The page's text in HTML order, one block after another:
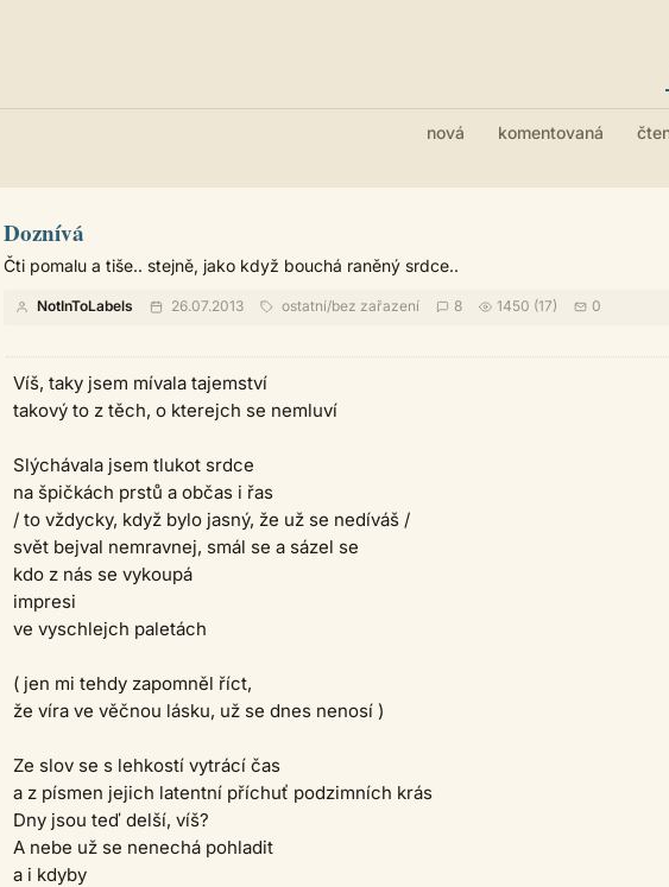
nová komentovaná
Doznívá
Čti pomalu a tiše.. stejně, jako když bouchá raněný srdce..
NotInToLabels 26.07.2013 ostatní/bez zařazení 8 1450 (17) 0
Víš, taky jsem mívala tajemství
takový to z těch, o kterejch se nemluví
Slýchávala jsem tlukot srdce
na špičkách prstů a občas i řas
/ to vždycky, když bylo jasný, že už se nedíváš /
svět bejval nemravnej, smál se a sázel se
kdo z nás se vykoupá
impresi
ve vyschlejch paletách
( jen mi tehdy zapomněl říct,
že víra ve věčnou lásku, už se dnes nenosí )
Ze slov se s lehkostí vytrácí čas
a z písmen jejich latentní příchuť podzimních krás
Dny jsou teď delší, víš?
A nebe už se nenechá pohladit
a i kdyby